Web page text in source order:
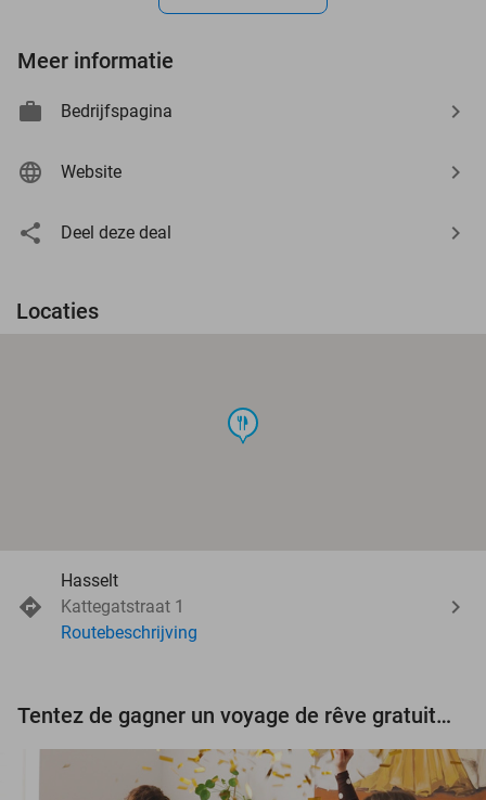
Meer informatie
Bedrijfspagina
Website
Deel deze deal
Locaties
food
Hasselt
Kattegatstraat 1
Routebeschrijving
Tentez de gagner un voyage de rêve gratuit d'une valeur de 3.000 € !